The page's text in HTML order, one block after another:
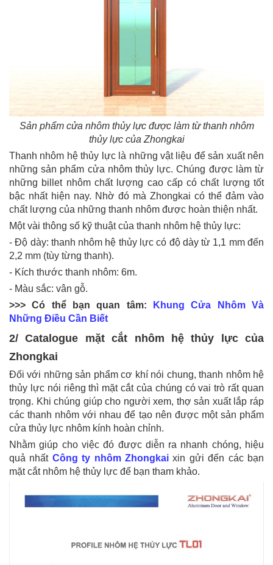
Sản phẩm cửa nhôm thủy lực được làm từ thanh nhôm
thủy lực của Zhongkai
Thanh nhôm hệ thủy lực là những vật liệu để sản xuất nên
những sản phẩm cửa nhôm thủy lực. Chúng được làm từ
những billet nhôm chất lượng cao cấp có chất lượng tốt
bậc nhất hiện nay. Nhờ đó mà Zhongkai có thể đảm vào
chất lượng của những thanh nhôm được hoàn thiện nhất.
Một vài thông số kỹ thuật của thanh nhôm hệ thủy lực:
- Độ dày: thanh nhôm hệ thủy lực có độ dày từ 1,1 mm đến
2,2 mm (tùy từng thanh).
- Kích thước thanh nhôm: 6m.
- Màu sắc: vân gỗ.
>>> Có thể bạn quan tâm:
Khung Cửa Nhôm Và
Những Điều Cần Biết
2/ Catalogue mặt cắt nhôm hệ thủy lực của
Zhongkai
Đối với những sản phẩm cơ khí nói chung, thanh nhôm hệ
thủy lực nói riêng thì mặt cắt của chúng có vai trò rất quan
trọng. Khi chúng giúp cho người xem, thợ sản xuất lắp ráp
các thanh nhôm với nhau để tạo nên được một sản phẩm
cửa thủy lực nhôm kính hoàn chỉnh.
Nhằm giúp cho việc đó được diễn ra nhanh chóng, hiệu
quả nhất Công ty nhôm Zhongkai xin gửi đến các bạn
mặt cắt nhôm hệ thủy lực để bạn tham khảo.